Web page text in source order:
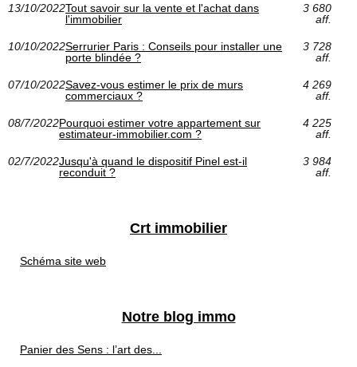
13/10/2022Tout savoir sur la vente et l'achat dans
l'immobilier
3 680
aff.
10/10/2022Serrurier Paris : Conseils pour installer une
porte blindée ?
3 728
aff.
07/10/2022Savez-vous estimer le prix de murs
commerciaux ?
4 269
aff.
08/7/2022Pourquoi estimer votre appartement sur
estimateur-immobilier.com ?
4 225
aff.
02/7/2022Jusqu'à quand le dispositif Pinel est-il
reconduit ?
3 984
aff.
Crt immobilier
Schéma site web
Notre blog immo
Panier des Sens : l’art des...